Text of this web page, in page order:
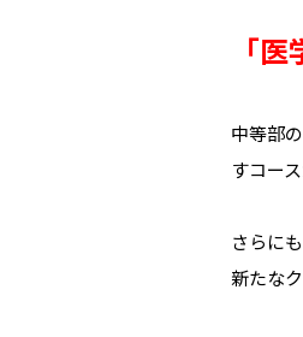
「
中等部
すコー
さらに
新たな